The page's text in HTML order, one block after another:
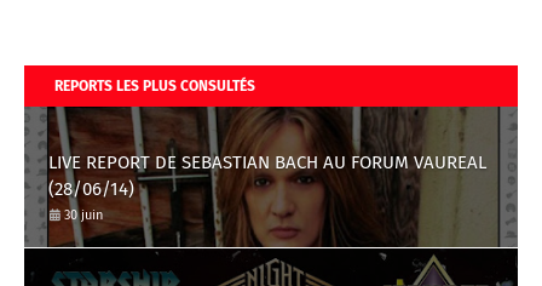
REPORTS LES PLUS CONSULTÉS
LIVE REPORT DE SEBASTIAN BACH AU FORUM VAUREAL
(28/06/14)
30 juin